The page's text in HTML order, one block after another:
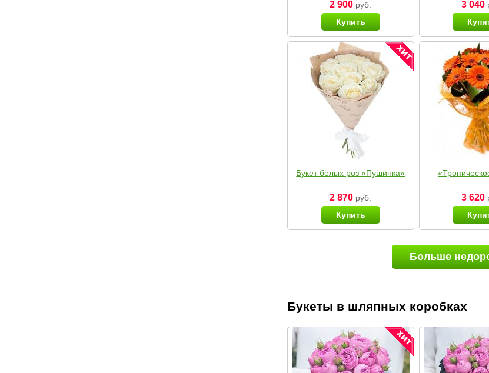
2 900 руб.
Купить
3 040
Букет белых роз «Пушинка»
2 870 руб.
Купить
3 620
Больше
Букеты в шляпных коробках